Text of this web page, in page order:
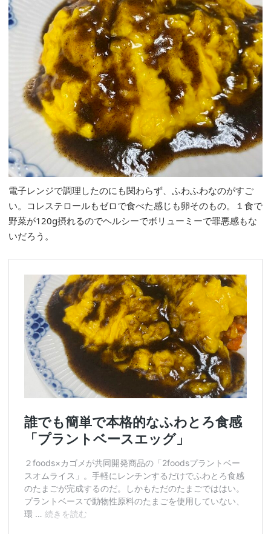
電子レンジで調理したのにも関わらず、ふわふわなのがすご
い。コレステロールもゼロで食べた感じも卵そのもの。１食で
野菜が120g摂れるのでヘルシーでボリューミーで罪悪感もな
いだろう。